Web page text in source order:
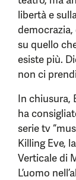
libertà e
su quello
esiste più.
non ci
In chiusura,
ha
serie tv
Killing Eve,
Verticale di
L’uomo